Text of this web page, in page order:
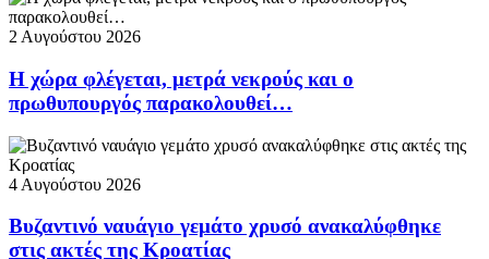
2 Αυγούστου 2026
Η χώρα φλέγεται, μετρά νεκρούς και ο
πρωθυπουργός παρακολουθεί…
4 Αυγούστου 2026
Βυζαντινό ναυάγιο γεμάτο χρυσό ανακαλύφθηκε
στις ακτές της Κροατίας